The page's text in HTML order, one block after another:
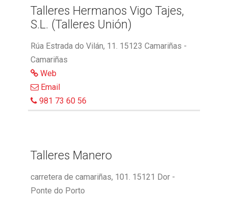
Talleres Hermanos Vigo Tajes,
S.L. (Talleres Unión)
Rúa Estrada do Vilán, 11. 15123 Camariñas -
Camariñas
Web
Email
981 73 60 56
Talleres Manero
carretera de camariñas, 101. 15121 Dor -
Ponte do Porto